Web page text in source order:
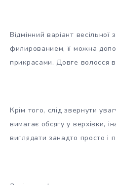
Відмінний варіант весільної
филированием, її можна
прикрасами. Довге волосся
Крім того, слід звернути
вимагає обсягу у верхівки,
виглядати занадто просто і